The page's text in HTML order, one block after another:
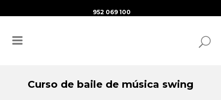
952 069 100
Curso de baile de música swing